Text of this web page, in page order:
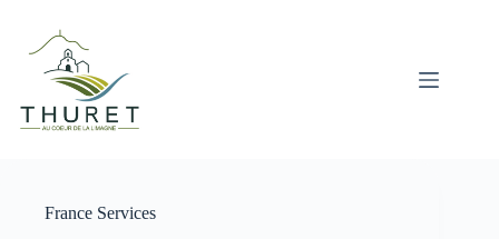
contenu
France Services